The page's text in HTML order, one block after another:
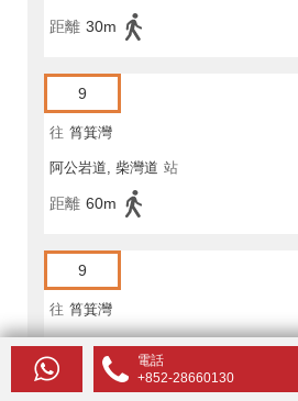
距離 30m
9
往 筲箕灣
阿公岩道, 柴灣道 站
距離 60m
9
往 筲箕灣
阿公岩道, 柴灣道 站
距離 60m
電話
+852-28660130